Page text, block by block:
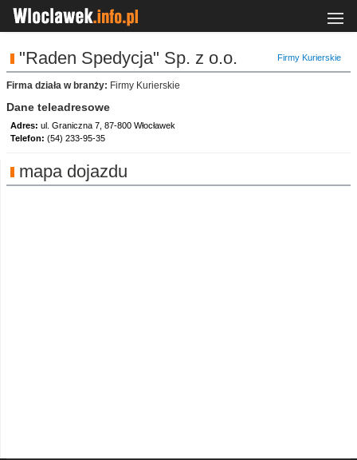
"Raden Spedycja" Sp. z o.o. Firmy Kurierskie
Firma działa w branży: Firmy Kurierskie
Dane teleadresowe
Adres: ul. Graniczna 7, 87-800 Włocławek
Telefon: (54) 233-95-35
mapa dojazdu